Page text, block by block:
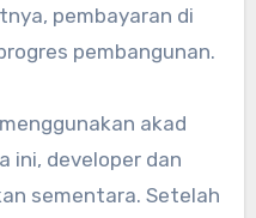
pembayaran di
pembangunan.
akad
ini, developer dan
sementara. Setelah